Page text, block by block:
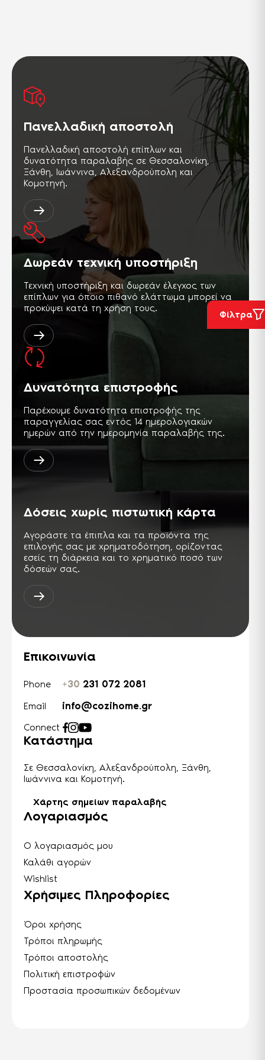
Φίλτρα
στη
σελίδα
προϊόντος
Πανελλαδική αποστολή
Πανελλαδική αποστολή επίπλων και
δυνατότητα παραλαβής σε Θεσσαλονίκη,
Ξάνθη, Ιωάννινα, Αλεξανδρούπολη και
Κομοτηνή.
Δωρεάν τεχνική υποστήριξη
Τεχνική υποστήριξη και δωρεάν έλεγχος των
επίπλων για όποιο πιθανό ελάττωμα μπορεί να
προκύψει κατά τη χρήση τους.
Δυνατότητα επιστροφής
Παρέχουμε δυνατότητα επιστροφής της
παραγγελίας σας εντός 14 ημερολογιακών
ημερών από την ημερομηνία παραλαβής της.
Δόσεις χωρίς πιστωτική κάρτα
Αγοράστε τα έπιπλα και τα προϊόντα της
επιλογής σας με χρηματοδότηση, ορίζοντας
εσείς τη διάρκεια και το χρηματικό ποσό των
δόσεών σας.
Επικοινωνία
Phone +30 231 072 2081
Email info@cozihome.gr
Connect
Κατάστημα
Σε Θεσσαλονίκη, Αλεξανδρούπολη, Ξάνθη,
Ιωάννινα και Κομοτηνή.
Χάρτης σημείων παραλαβής
Λογαριασμός
Ο λογαριασμός μου
Καλάθι αγορών
Wishlist
Χρήσιμες Πληροφορίες
Όροι χρήσης
Τρόποι πληρωμής
Τρόποι αποστολής
Πολιτική επιστροφών
Προστασία προσωπικών δεδομένων